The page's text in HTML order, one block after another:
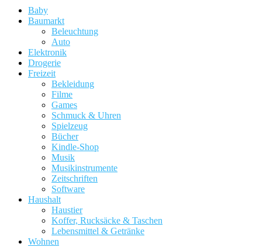
Baby
Baumarkt
Beleuchtung
Auto
Elektronik
Drogerie
Freizeit
Bekleidung
Filme
Games
Schmuck & Uhren
Spielzeug
Bücher
Kindle-Shop
Musik
Musikinstrumente
Zeitschriften
Software
Haushalt
Haustier
Koffer, Rucksäcke & Taschen
Lebensmittel & Getränke
Wohnen